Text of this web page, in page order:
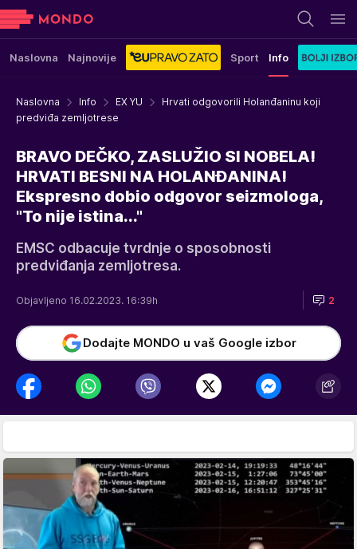
Naslovna Najnovije Sport Info
Naslovna Info EX YU
Hrvati odgovorili Holanđaninu koji
predviđa zemljotrese
BRAVO DEČKO, ZASLUŽIO SI NOBELA!
HRVATI BESNI NA HOLANĐANINA!
Ekspresno dobio odgovor seizmologa,
"To nije istina..."
EMSC odbacuje tvrdnje o sposobnosti
predviđanja zemljotresa.
Objavljeno 16.02.2023. 16:39h 2
Dodajte MONDO u vaš Google izbor